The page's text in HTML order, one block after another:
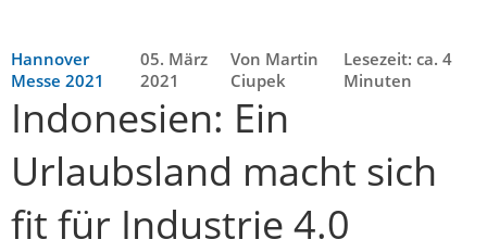
Hannover
Messe 2021
05. März
2021
Von Martin
Ciupek
Lesezeit: ca. 4
Minuten
Indonesien: Ein
Urlaubsland macht sich
fit für Industrie 4.0